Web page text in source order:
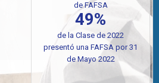
de FAFSA
49%
de la Clase de 2022
presentó una FAFSA por 31
de Mayo 2022